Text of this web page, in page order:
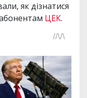
як дізнатися
ЦЕК.